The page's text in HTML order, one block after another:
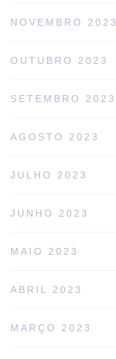
NOVEMBRO 2023
OUTUBRO 2023
SETEMBRO 2023
AGOSTO 2023
JULHO 2023
JUNHO 2023
MAIO 2023
ABRIL 2023
MARÇO 2023